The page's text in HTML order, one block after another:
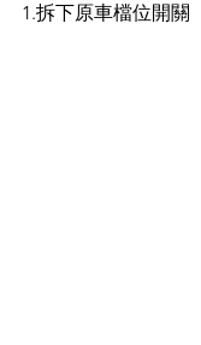
1.拆下原車檔位開關